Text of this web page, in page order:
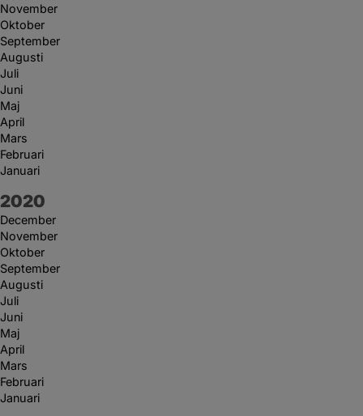
November
Oktober
September
Augusti
Juli
Juni
Maj
April
Mars
Februari
Januari
År:
2020
December
November
Oktober
September
Augusti
Juli
Juni
Maj
April
Mars
Februari
Januari